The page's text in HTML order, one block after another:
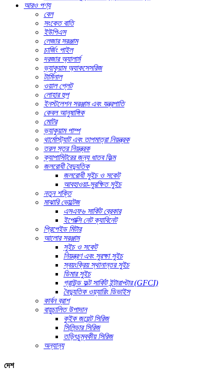
আরও পণ্য
বেল
সংকেত বাতি
ইউপিএস
লেজার সরঞ্জাম
চার্জিং পাইল
দরজার অ্যালার্ম
ভ্যাকুয়াম অ্যাকসেসরিজ
টার্মিনাল
ওয়াল প্লেট
লোহার হুপ
ইনস্টলেশন সরঞ্জাম এবং যন্ত্রপাতি
কেবল আনুষাঙ্গিক
মোটর
ভ্যাকুয়াম পাম্প
থার্মোস্ট্যাট এবং তাপমাত্রা নিয়ন্ত্রক
তরল স্তর নিয়ন্ত্রক
ক্যাপাসিটরের জন্য ধাতব ফিল্ম
জলরোধী বৈদ্যুতিক
জলরোধী সুইচ ও সকেট
আবহাওয়া-সুরক্ষিত সুইচ
নতুন শক্তি
মাঝারি ভোল্টেজ
এসএফ৬ সার্কিট ব্রেকার
ইপোক্সি নেট ক্যাবিনেট
প্রিপেইড মিটার
আলোর সরঞ্জাম
সুইচ ও সকেট
নিয়ন্ত্রণ এবং সুরক্ষা সুইচ
স্বয়ংক্রিয় স্থানান্তর সুইচ
ডিমার সুইচ
গ্রাউন্ড ফল্ট সার্কিট ইন্টারাপ্টার (GFCI)
বৈদ্যুতিক ওয়্যারিং ডিভাইস
কার্বন ব্রাশ
বায়ুচালিত উপাদান
কুইক জয়েন্ট সিরিজ
সিলিন্ডার সিরিজ
তড়িৎচুম্বকীয় সিরিজ
অন্যান্য
দেশ